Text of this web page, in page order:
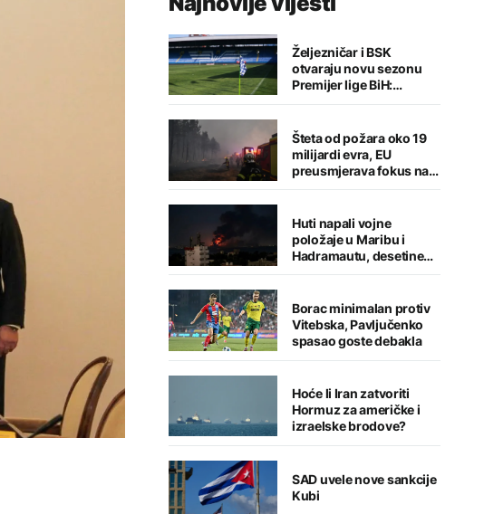
Željezničar i BSK
otvaraju novu sezonu
Premijer lige BiH:
Sarajlije u problemima,
Šteta od požara oko 19
milijardi evra, EU
preusmjerava fokus na
prevenciju
Huti napali vojne
položaje u Maribu i
Hadramautu, desetine
stradalih
Borac minimalan protiv
Vitebska, Pavljučenko
spasao goste debakla
Hoće li Iran zatvoriti
Hormuz za američke i
izraelske brodove?
SAD uvele nove sankcije
Kubi